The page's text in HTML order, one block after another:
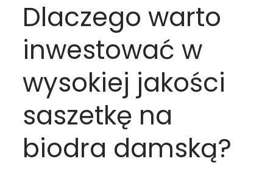
Dlaczego warto
inwestować w
wysokiej jakości
saszetkę na
biodra damską?